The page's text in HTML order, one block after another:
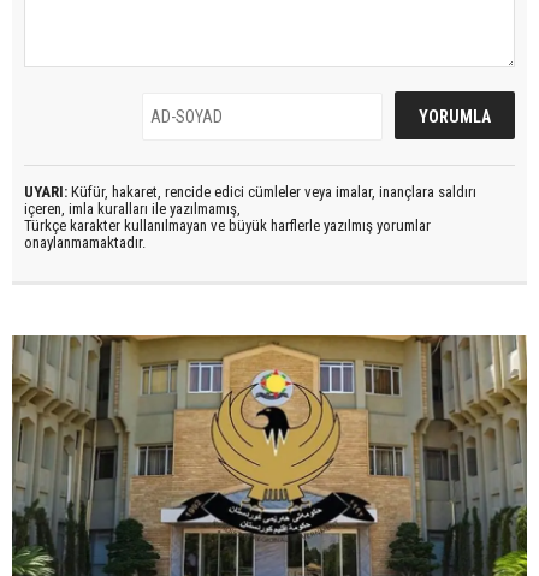
UYARI: Küfür, hakaret, rencide edici cümleler veya imalar, inançlara saldırı
içeren, imla kuralları ile yazılmamış,
Türkçe karakter kullanılmayan ve büyük harflerle yazılmış yorumlar
onaylanmamaktadır.